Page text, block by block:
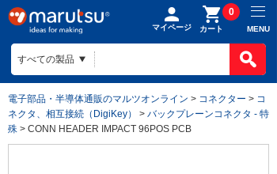
マイページ カート
0
MENU
電子部品・半導体通販のマルツオンライン > コネクター > コ
ネクタ、相互接続（DigiKey）
> バックプレーンコネクタ - 特
殊 > CONN HEADER IMPACT 96POS PCB